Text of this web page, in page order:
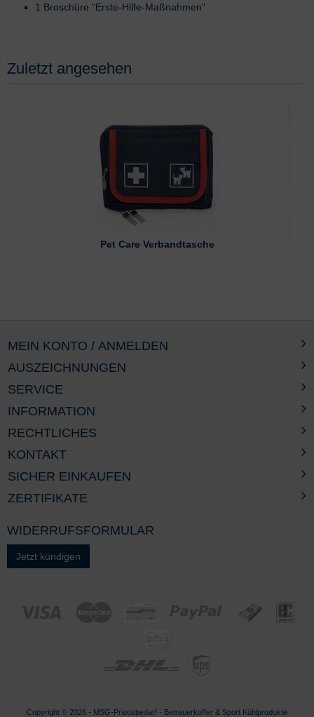
1 Broschüre "Erste-Hilfe-Maßnahmen"
Zuletzt angesehen
Pet Care Verbandtasche
AUSZEICHNUNGEN
SERVICE
INFORMATION
RECHTLICHES
MEIN KONTO / ANMELDEN
KONTAKT
SICHER EINKAUFEN
ZERTIFIKATE
WIDERRUFSFORMULAR
Jetzt kündigen
Copyright © 2026 - MSG-Praxisbedarf - Betreuerkoffer & Sport Kühlprodukte